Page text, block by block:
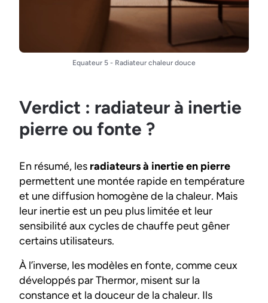
Equateur 5 - Radiateur chaleur douce
Verdict : radiateur à inertie
pierre ou fonte ?
En résumé, les radiateurs à inertie en pierre
permettent une montée rapide en température
et une diffusion homogène de la chaleur. Mais
leur inertie est un peu plus limitée et leur
sensibilité aux cycles de chauffe peut gêner
certains utilisateurs.
À l’inverse, les modèles en fonte, comme ceux
développés par Thermor, misent sur la
constance et la douceur de la chaleur. Ils